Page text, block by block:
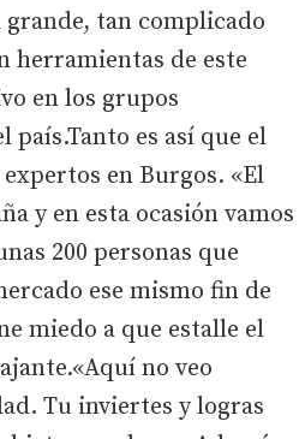
tan complicado
herramientas de este
en los grupos
es así que el
en Burgos. «El
y en esta ocasión vamos
200 personas que
ese mismo fin de
miedo a que estalle el
no veo
Tu inviertes y logras